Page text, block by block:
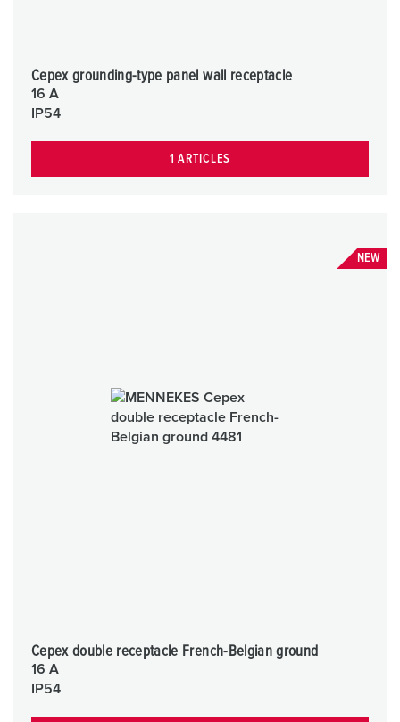
Cepex grounding-type panel wall receptacle
16 A
IP54
1 ARTICLES
NEW
Cepex double receptacle French-Belgian ground
16 A
IP54